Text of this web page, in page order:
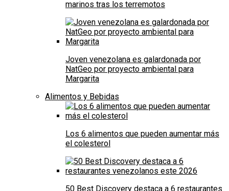
marinos tras los terremotos
Joven venezolana es galardonada por
NatGeo por proyecto ambiental para
Margarita
Alimentos y Bebidas
Los 6 alimentos que pueden aumentar más
el colesterol
50 Best Discovery destaca a 6 restaurantes